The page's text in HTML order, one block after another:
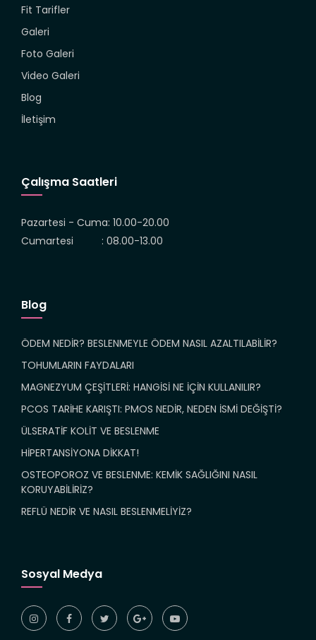
Fit Tarifler
Galeri
Foto Galeri
Video Galeri
Blog
İletişim
Çalışma Saatleri
Pazartesi - Cuma: 10.00-20.00
Cumartesi : 08.00-13.00
Blog
ÖDEM NEDİR? BESLENMEYLE ÖDEM NASIL AZALTILABİLİR?
TOHUMLARIN FAYDALARI
MAGNEZYUM ÇEŞİTLERİ: HANGİSİ NE İÇİN KULLANILIR?
PCOS TARİHE KARIŞTI: PMOS NEDİR, NEDEN İSMİ DEĞİŞTİ?
ÜLSERATİF KOLİT VE BESLENME
HİPERTANSİYONA DİKKAT!
OSTEOPOROZ VE BESLENME: KEMİK SAĞLIĞINI NASIL
KORUYABİLİRİZ?
REFLÜ NEDİR VE NASIL BESLENMELİYİZ?
Sosyal Medya